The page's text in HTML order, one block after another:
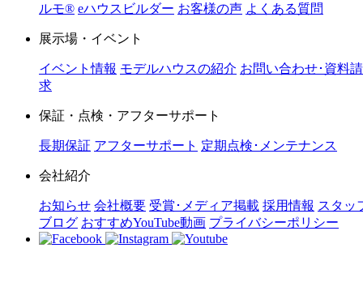
ルモ®︎ eハウスビルダー お客様の声 よくある質問
展示場・イベント
イベント情報 モデルハウスの紹介 お問い合わせ･資料請
求
保証・点検・アフターサポート
長期保証 アフターサポート 定期点検･メンテナンス
会社紹介
お知らせ 会社概要 受賞･メディア掲載 採用情報 スタッ
ブログ おすすめYouTube動画 プライバシーポリシー